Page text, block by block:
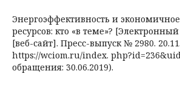
Энергоэффективность и
ресурсов: кто «в теме»?
[веб-сайт]. Пресс-выпуск № 2980.
https://wciom.ru/index.
обращения: 30.06.2019).